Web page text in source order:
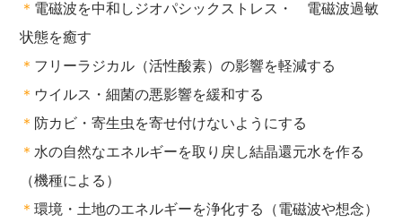
＊ 電磁波を中和しジオパシックストレス・ 電磁波過敏
状態を癒す
＊ フリーラジカル（活性酸素）の影響を軽減する
＊ ウイルス・細菌の悪影響を緩和する
＊ 防カビ・寄生虫を寄せ付けないようにする
＊ 水の自然なエネルギーを取り戻し結晶還元水を作る
（機種による）
＊環境・土地のエネルギーを浄化する（電磁波や想念）